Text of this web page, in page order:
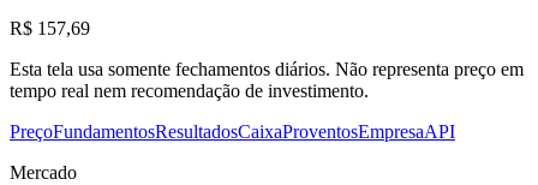
R$ 157,69
Esta tela usa somente fechamentos diários. Não representa preço em
tempo real nem recomendação de investimento.
PreçoFundamentosResultadosCaixaProventosEmpresaAPI
Mercado